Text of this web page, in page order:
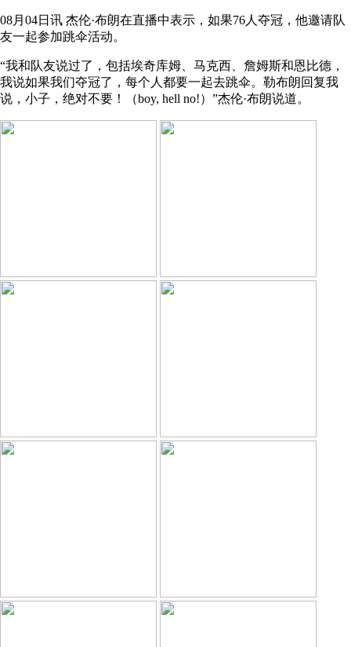
08月04日讯 杰伦·布朗在直播中表示，如果76人夺冠，他邀请队
友一起参加跳伞活动。
“我和队友说过了，包括埃奇库姆、马克西、詹姆斯和恩比德，
我说如果我们夺冠了，每个人都要一起去跳伞。勒布朗回复我
说，小子，绝对不要！（boy, hell no!）”杰伦·布朗说道。